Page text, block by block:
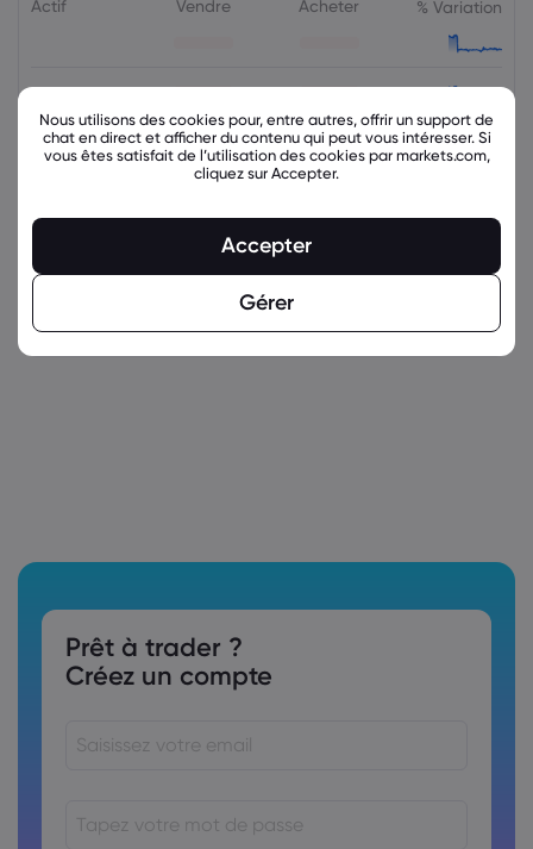
Actif Vendre Acheter % Variation
latest_education_articles
Prêt à trader ?
Créez un compte
Nous utilisons des cookies pour, entre autres, offrir un support de
chat en direct et afficher du contenu qui peut vous intéresser. Si
vous êtes satisfait de l’utilisation des cookies par markets.com,
cliquez sur Accepter.
Accepter
Gérer